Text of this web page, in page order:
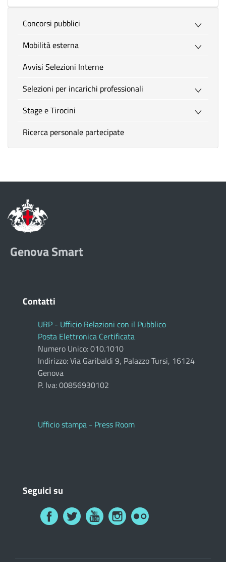
Concorsi pubblici
Mobilità esterna
Avvisi Selezioni Interne
Selezioni per incarichi professionali
Stage e Tirocini
Ricerca personale partecipate
Genova Smart
Contatti
URP - Ufficio Relazioni con il Pubblico
Posta Elettronica Certificata
Numero Unico: 010.1010
Indirizzo: Via Garibaldi 9, Palazzo Tursi, 16124
Genova
P. Iva: 00856930102
Ufficio stampa - Press Room
Seguici su